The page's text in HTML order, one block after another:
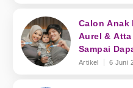
Calon Anak
Aurel &
Sampai
Artikel 6 Juni